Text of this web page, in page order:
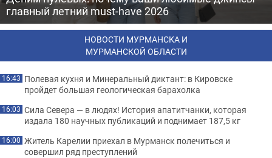
главный летний must-have 2026
НОВОСТИ МУРМАНСКА И
МУРМАНСКОЙ ОБЛАСТИ
16:43 Полевая кухня и Минеральный диктант: в Кировске
пройдет большая геологическая барахолка
16:03 Сила Севера — в людях! История апатитчанки, которая
издала 180 научных публикаций и поднимает 187,5 кг
16:00 Житель Карелии приехал в Мурманск полечиться и
совершил ряд преступлений